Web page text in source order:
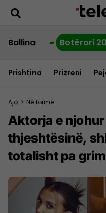
Ballina Botërori
Prishtina Prizreni
Ajo > Në formë
Aktorja e
thjeshtësinë,
totalisht pa